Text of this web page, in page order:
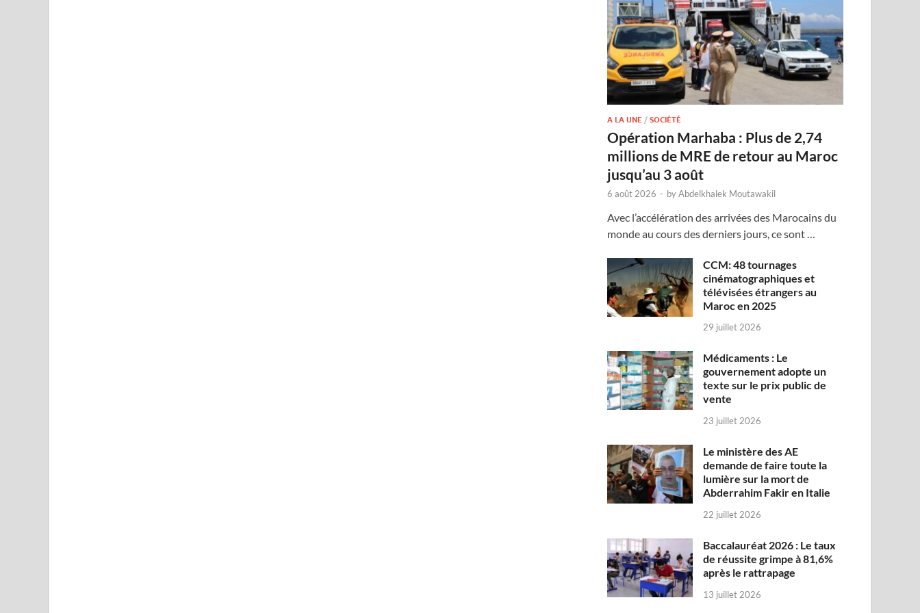
A LA UNE /SOCIÉTÉ
Opération Marhaba : Plus de 2,74
millions de MRE de retour au Maroc
jusqu’au 3 août
6 août 2026 - byAbdelkhalek Moutawakil
Avec l’accélération des arrivées des Marocains du
monde au cours des derniers jours, ce sont …
CCM: 48 tournages
cinématographiques et
télévisées étrangers au
Maroc en 2025
29 juillet 2026
Médicaments : Le
gouvernement adopte un
texte sur le prix public de
vente
23 juillet 2026
Le ministère des AE
demande de faire toute la
lumière sur la mort de
Abderrahim Fakir en Italie
22 juillet 2026
Baccalauréat 2026 : Le taux
de réussite grimpe à 81,6%
après le rattrapage
13 juillet 2026